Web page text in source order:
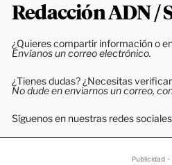
Redacción ADN /
¿Quieres compartir información o
Envíanos un correo electrónico.
¿Tienes dudas? ¿Necesitas
No dude en enviarnos un correo,
Síguenos en nuestras redes
Publicidad